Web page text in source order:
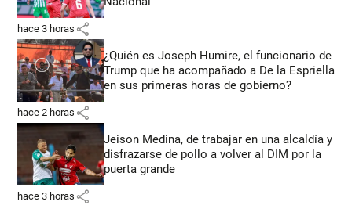
hace 3 horas share
¿Quién es Joseph Humire, el funcionario de
Trump que ha acompañado a De la Espriella
en sus primeras horas de gobierno?
hace 2 horas share
Jeison Medina, de trabajar en una alcaldía y
disfrazarse de pollo a volver al DIM por la
puerta grande
hace 3 horas share